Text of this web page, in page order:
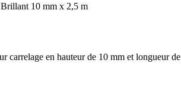
10 mm x 2,5 m
en hauteur de 10 mm et longueur